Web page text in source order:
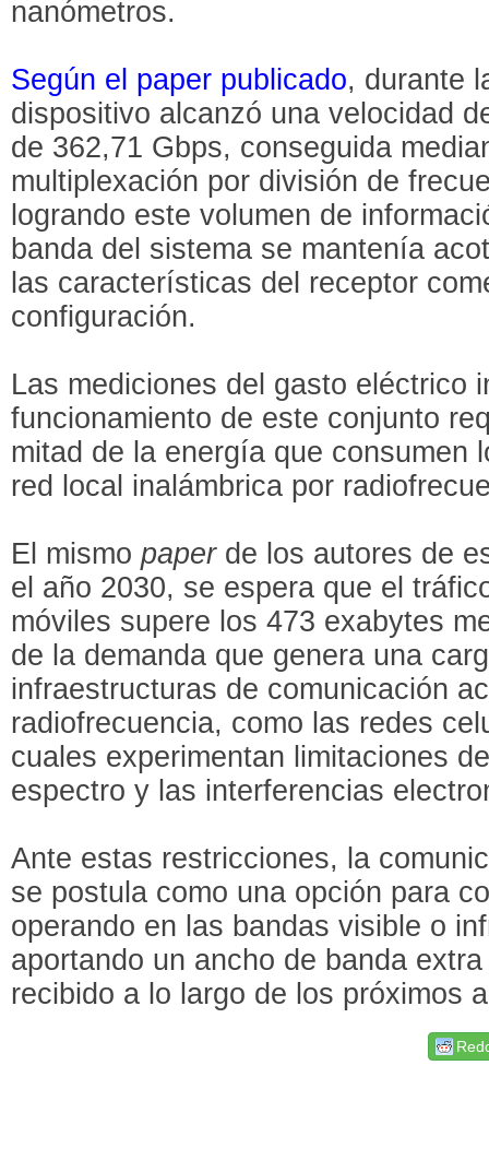
nanómetros.
Según el paper publicado, durante
dispositivo alcanzó una velocidad
de 362,71 Gbps, conseguida
multiplexación por división de
logrando este volumen de
banda del sistema se mantenía
las características del receptor
configuración.
Las mediciones del gasto eléctrico
funcionamiento de este conjunto
mitad de la energía que consumen
red local inalámbrica por
El mismopaperde los autores de
el año 2030, se espera que el
móviles supere los 473 exabytes
de la demanda que genera una
infraestructuras de comunicación
radiofrecuencia, como las redes
cuales experimentan limitaciones
espectro y las interferencias
Ante estas restricciones, la
se postula como una opción para
operando en las bandas visible o
aportando un ancho de banda
recibido a lo largo de los próximos